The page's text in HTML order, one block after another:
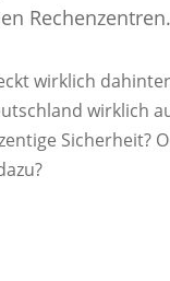
Rechenzentren.
wirklich
wirklich
Sicherheit?